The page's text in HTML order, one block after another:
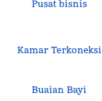
Pusat bisnis
Kamar Terkoneksi
Buaian Bayi